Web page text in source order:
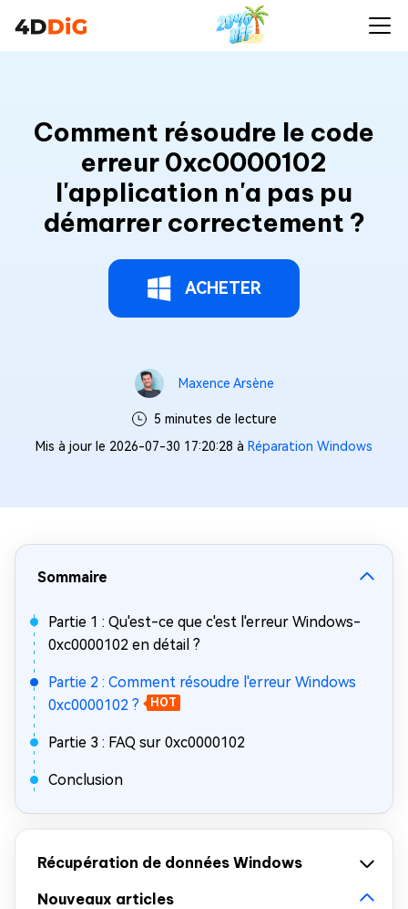
Comment résoudre le code
erreur 0xc0000102
l'application n'a pas pu
démarrer correctement ?
ACHETER
Maxence Arsène
5 minutes de lecture
Mis à jour le 2026-07-30 17:20:28 à Réparation Windows
Sommaire
Partie 1 : Qu'est-ce que c'est l'erreur Windows-
0xc0000102 en détail ?
Partie 2 : Comment résoudre l'erreur Windows
0xc0000102 ?
HOT
Partie 3 : FAQ sur 0xc0000102
Conclusion
Récupération de données Windows
Nouveaux articles